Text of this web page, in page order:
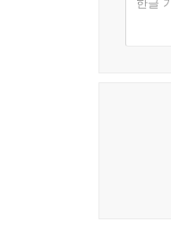
한글